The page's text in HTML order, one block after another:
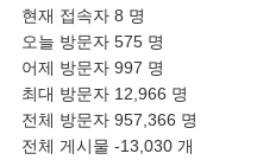
현재 접속자 8 명
오늘 방문자 575 명
어제 방문자 997 명
최대 방문자 12,966 명
전체 방문자 957,366 명
전체 게시물 -13,030 개